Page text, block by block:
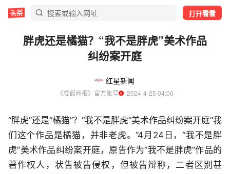
打开看看
胖虎还是橘猫？“我不是胖虎”美术作品
纠纷案开庭
红星新闻
《成都商报》官方账号
  2024-4-25 04:00
“胖虎”还是“橘猫”？“我不是胖虎”美术作品纠纷案开庭“我
们这个作品是橘猫，并非老虎。”4月24日，“我不是胖
虎”美术作品纠纷案开庭，原告作为“我不是胖虎”作品的
著作权人，状告被告侵权，但被告辩称，二者区别甚